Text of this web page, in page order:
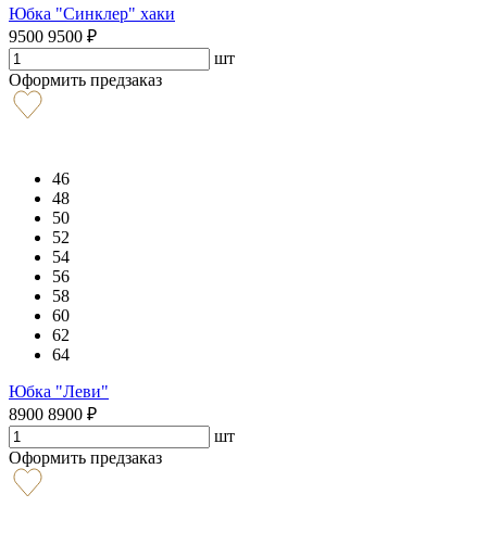
Юбка "Синклер" хаки
9500 9500 ₽
шт
Оформить предзаказ
46
48
50
52
54
56
58
60
62
64
Юбка "Леви"
8900 8900 ₽
шт
Оформить предзаказ